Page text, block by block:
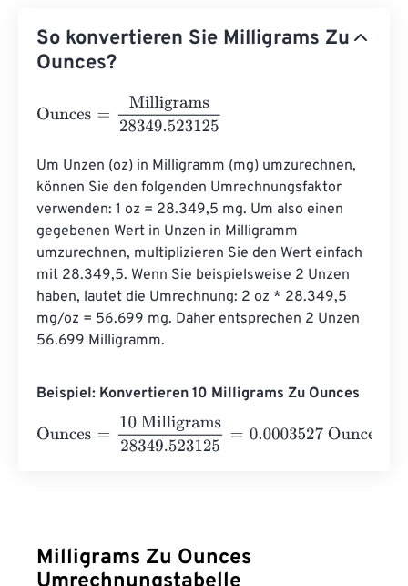
So konvertieren Sie Milligrams Zu
Ounces?
Ounces Milligrams28349.523125
Um Unzen (oz) in Milligramm (mg) umzurechnen,
können Sie den folgenden Umrechnungsfaktor
verwenden: 1 oz = 28.349,5 mg. Um also einen
gegebenen Wert in Unzen in Milligramm
umzurechnen, multiplizieren Sie den Wert einfach
mit 28.349,5. Wenn Sie beispielsweise 2 Unzen
haben, lautet die Umrechnung: 2 oz * 28.349,5
mg/oz = 56.699 mg. Daher entsprechen 2 Unzen
56.699 Milligramm.
Beispiel: Konvertieren 10 Milligrams Zu Ounces
Ounces
10 Milligrams28349.523125= 0.0003527
Milligrams Zu Ounces